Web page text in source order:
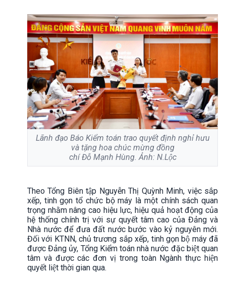
Lãnh đạo Báo Kiểm toán trao quyết định nghỉ hưu
và tặng hoa chúc mừng đồng
chí Đỗ Mạnh Hùng. Ảnh: N.Lộc
Theo Tổng Biên tập Nguyễn Thị Quỳnh Minh, việc sắp
xếp, tinh gọn tổ chức bộ máy là một chính sách quan
trọng nhằm nâng cao hiệu lực, hiệu quả hoạt động của
hệ thống chính trị với sự quyết tâm cao của Đảng và
Nhà nước để đưa đất nước bước vào kỷ nguyên mới.
Đối với KTNN, chủ trương sắp xếp, tinh gọn bộ máy đã
được Đảng ủy, Tổng Kiểm toán nhà nước đặc biệt quan
tâm và được các đơn vị trong toàn Ngành thực hiện
quyết liệt thời gian qua.